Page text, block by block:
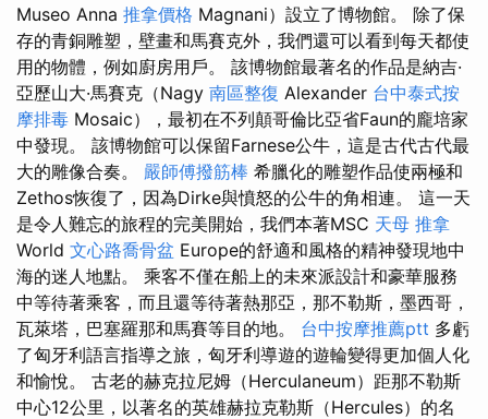
Museo Anna 推拿價格 Magnani）設立了博物館。 除了保
存的青銅雕塑，壁畫和馬賽克外，我們還可以看到每天都使
用的物體，例如廚房用戶。 該博物館最著名的作品是納吉·
亞歷山大·馬賽克（Nagy 南區整復 Alexander 台中泰式按
摩排毒 Mosaic），最初在不列顛哥倫比亞省Faun的龐培家
中發現。 該博物館可以保留Farnese公牛，這是古代古代最
大的雕像合奏。 嚴師傅撥筋棒 希臘化的雕塑作品使兩極和
Zethos恢復了，因為Dirke與憤怒的公牛的角相連。 這一天
是令人難忘的旅程的完美開始，我們本著MSC 天母 推拿
World 文心路喬骨盆 Europe的舒適和風格的精神發現地中
海的迷人地點。 乘客不僅在船上的未來派設計和豪華服務
中等待著乘客，而且還等待著熱那亞，那不勒斯，墨西哥，
瓦萊塔，巴塞羅那和馬賽等目的地。 台中按摩推薦ptt 多虧
了匈牙利語言指導之旅，匈牙利導遊的遊輪變得更加個人化
和愉悅。 古老的赫克拉尼姆（Herculaneum）距那不勒斯
中心12公里，以著名的英雄赫拉克勒斯（Hercules）的名